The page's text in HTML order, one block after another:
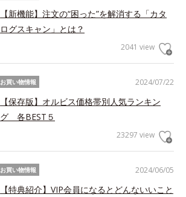
【新機能】注文の“困った”を解消する「カタ
ログスキャン」とは？
2041 view
2024/07/22
お買い物情報
【保存版】オルビス価格帯別人気ランキン
グ 各BEST５
23297 view
2024/06/05
お買い物情報
【特典紹介】VIP会員になるとどんないいこと